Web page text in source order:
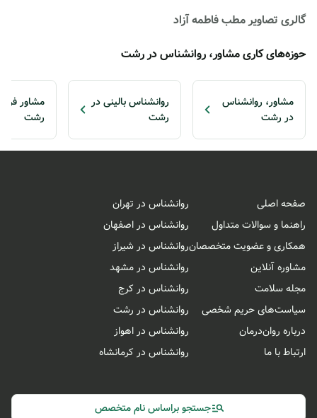
گالری تصاویر مطب فاطمه آزاد
حوزه‌های کاری مشاور، روانشناس در رشت
مشاور، روانشناس
در رشت
روانشناس بالینی در
رشت
مشاور
رشت
صفحه اصلی
راهنما و سوالات متداول
همکاری و عضویت متخصصان
مشاوره آنلاین
مجله سلامت
سیاست‌های حریم شخصی
درباره روان‌درمان
ارتباط با ما
روانشناس در تهران
روانشناس در اصفهان
روانشناس در شیراز
روانشناس در مشهد
روانشناس در کرج
روانشناس در رشت
روانشناس در اهواز
روانشناس در کرمانشاه
جستجو براساس نام متخصص